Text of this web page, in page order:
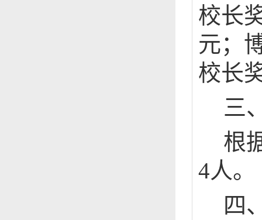
校长
元；
校长
三
根
4人。
四